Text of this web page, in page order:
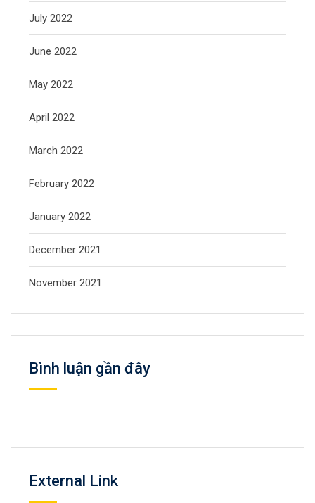
July 2022
June 2022
May 2022
April 2022
March 2022
February 2022
January 2022
December 2021
November 2021
Bình luận gần đây
External Link